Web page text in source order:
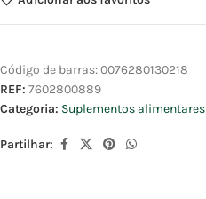
Código de barras:0076280130218
REF: 7602800889
Categoria: Suplementos alimentares
Partilhar: